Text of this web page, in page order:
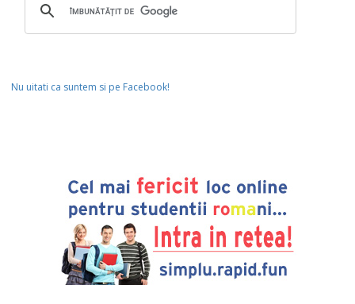
Nu uitati ca suntem si pe Facebook!